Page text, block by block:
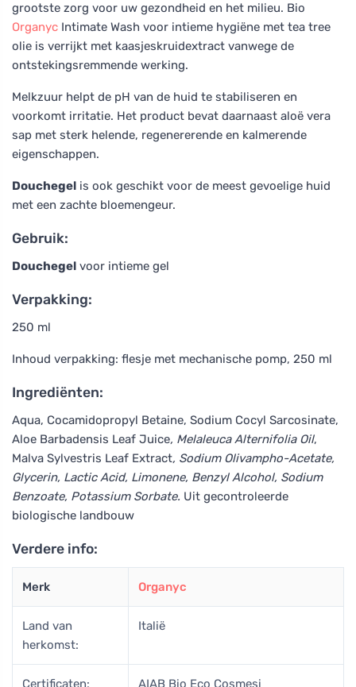
grootste zorg voor uw gezondheid en het milieu. Bio
Organyc Intimate Wash voor intieme hygiëne met tea tree
olie is verrijkt met kaasjeskruidextract vanwege de
ontstekingsremmende werking.
Melkzuur helpt de pH van de huid te stabiliseren en
voorkomt irritatie. Het product bevat daarnaast aloë vera
sap met sterk helende, regenererende en kalmerende
eigenschappen.
Douchegel is ook geschikt voor de meest gevoelige huid
met een zachte bloemengeur.
Gebruik:
Douchegel voor intieme gel
Verpakking:
250 ml
Inhoud verpakking: flesje met mechanische pomp, 250 ml
Ingrediënten:
Aqua, Cocamidopropyl Betaine, Sodium Cocyl Sarcosinate,
Aloe Barbadensis Leaf Juice, Melaleuca Alternifolia Oil,
Malva Sylvestris Leaf Extract, Sodium Olivampho-Acetate,
Glycerin, Lactic Acid, Limonene, Benzyl Alcohol, Sodium
Benzoate, Potassium Sorbate. Uit gecontroleerde
biologische landbouw
Verdere info:
Merk Organyc
Land van
herkomst:
Italië
Certificaten: AIAB Bio Eco Cosmesi